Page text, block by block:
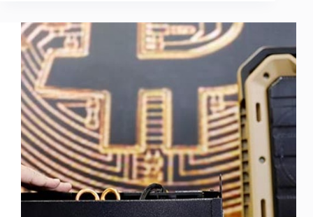
22
тисяч
доларів
після
того,
як
ведмеді
втратили
контроль
на
рівні
20